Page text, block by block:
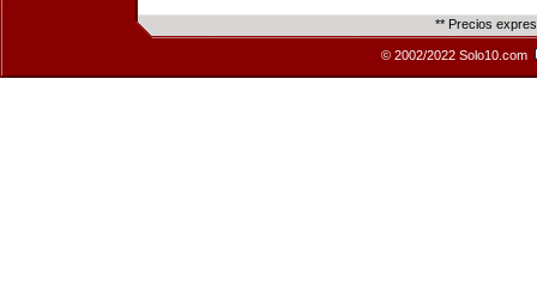
** Precios
© 2002/2022 Solo10.com